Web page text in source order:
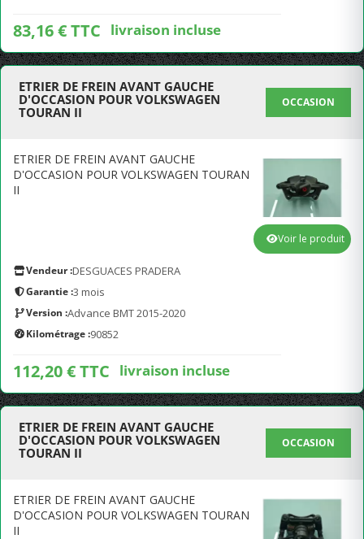
83,16 € TTC livraison incluse
ETRIER DE FREIN AVANT GAUCHE
D'OCCASION POUR VOLKSWAGEN
TOURAN II
OCCASION
ETRIER DE FREIN AVANT GAUCHE
D'OCCASION POUR VOLKSWAGEN TOURAN
II
Vendeur :DESGUACES PRADERA
Garantie :3 mois
Version :Advance BMT 2015-2020
Kilométrage :90852
112,20 € TTC livraison incluse
Voir le produit
ETRIER DE FREIN AVANT GAUCHE
D'OCCASION POUR VOLKSWAGEN
TOURAN II
OCCASION
ETRIER DE FREIN AVANT GAUCHE
D'OCCASION POUR VOLKSWAGEN TOURAN
II